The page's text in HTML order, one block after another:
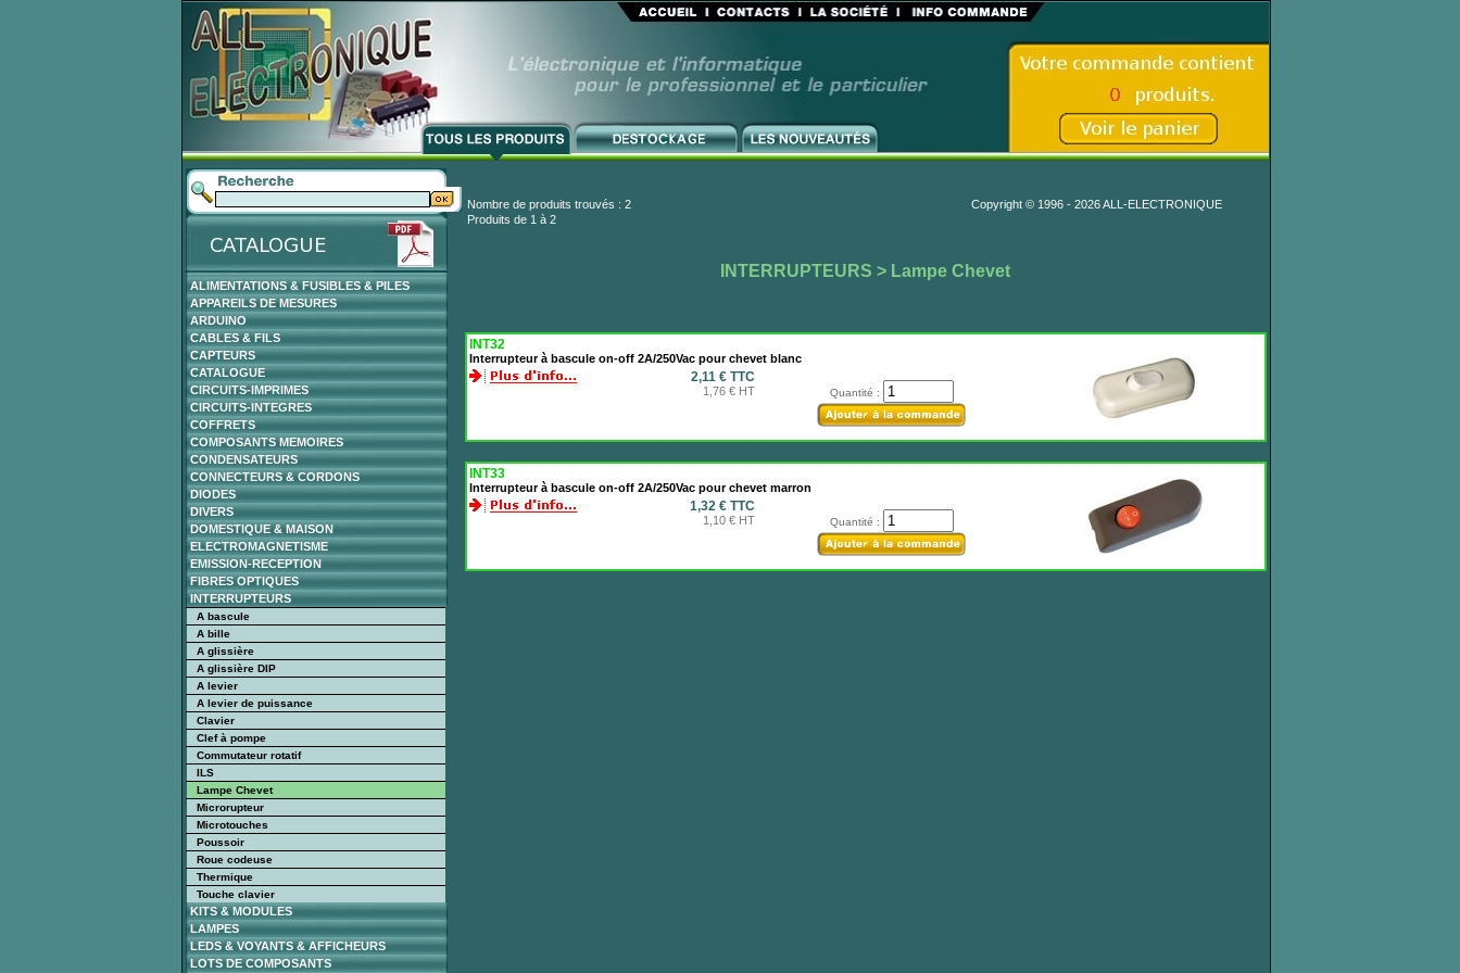
ALIMENTATIONS & FUSIBLES & PILES
APPAREILS DE MESURES
ARDUINO
CABLES & FILS
CAPTEURS
CATALOGUE
CIRCUITS-IMPRIMES
CIRCUITS-INTEGRES
COFFRETS
COMPOSANTS MEMOIRES
CONDENSATEURS
CONNECTEURS & CORDONS
DIODES
DIVERS
DOMESTIQUE & MAISON
ELECTROMAGNETISME
EMISSION-RECEPTION
FIBRES OPTIQUES
INTERRUPTEURS
A bascule
A bille
A glissière
A glissière DIP
A levier
A levier de puissance
Clavier
Clef à pompe
Commutateur rotatif
ILS
Lampe Chevet
Microrupteur
Microtouches
Poussoir
Roue codeuse
Thermique
Touche clavier
KITS & MODULES
LAMPES
LEDS & VOYANTS & AFFICHEURS
LOTS DE COMPOSANTS
Nombre de produits trouvés : 2
Copyright © 1996 - 2026 ALL-ELECTRONIQUE
Produits de 1 à 2
INTERRUPTEURS > Lampe Chevet
INT32
Interrupteur à bascule on-off 2A/250Vac pour chevet blanc
2,11 € TTC
1,76 € HT Quantité :
INT33
Interrupteur à bascule on-off 2A/250Vac pour chevet marron
1,32 € TTC
1,10 € HT Quantité :